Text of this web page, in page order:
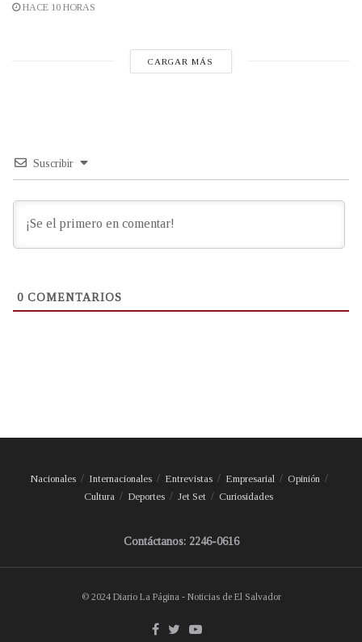
HACE 10 HORAS
CARGAR MÁS
Suscribir
0 COMENTARIOS
Nacionales Internacionales Entrevistas Empresarial
Opinión
Cultura
Deportes Jet Set Curiosidades
Contáctanos: 2246-0616
© 2024 Diario La Página - Noticias de El Salvador